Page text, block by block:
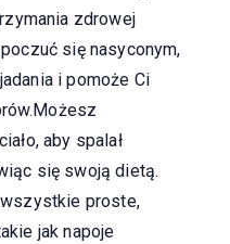
zdrowej
się nasyconym,
i pomoże Ci
aby spalał
się swoją dietą.
proste,
jak napoje